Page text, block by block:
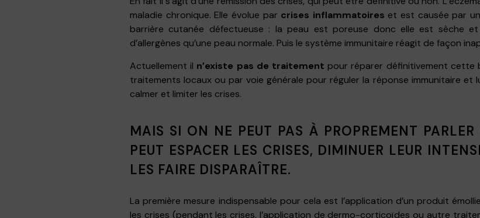
maladie chronique. Elle évolue par crises inflammatoires et est causée par
barrière cutanée défectueuse : la peau est poreuse donc elle est sèche
d’allergènes qu’une peau normale. Puis le système immunitaire réagit de façon
Actuellement il n’existe pas de traitement pour réparer définitivement cette
traitements locaux ou par voie générale pour réguler la réponse immunitaire et
calmer et limiter les crises.
MAIS SI ON NE PEUT PAS À PROPREMENT PARLER
PEUT ESPACER LES CRISES, DIMINUER LEUR
LES FAIRE DISPARAÎTRE.
La première mesure indispensable pour cela est l’application d’un produit
les crises (pendant les crises, l’application de dermo-corticoïdes ou autre